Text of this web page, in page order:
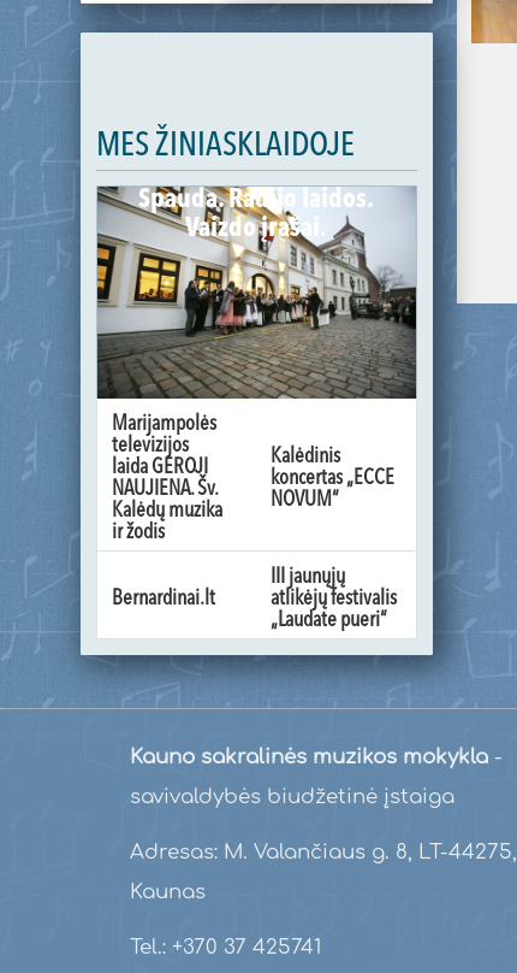
MES ŽINIASKLAIDOJE
Spauda. Radijo laidos.
Vaizdo įrašai.
Marijampolės
televizijos
laida GEROJI
NAUJIENA. Šv.
Kalėdų muzika
ir žodis
Kalėdinis
koncertas „ECCE
NOVUM“
Bernardinai.lt
III jaunųjų
atlikėjų festivalis
„Laudate pueri“
Kauno sakralinės muzikos mokykla-
savivaldybės biudžetinė įstaiga
Adresas: M. Valančiaus g. 8, LT-44275,
Kaunas
Tel.: +370 37 425741